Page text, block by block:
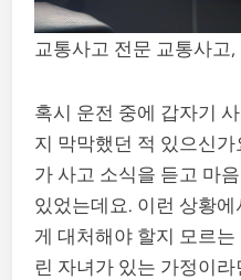
교통사고 전문 교통사고
혹시 운전 중에 갑자기
지 막막했던 적 있으신
가 사고 소식을 듣고 마
있었는데요. 이런 상황
게 대처해야 할지 모르
린 자녀가 있는 가정이